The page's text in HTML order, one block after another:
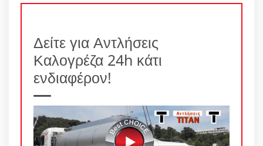
Δείτε για Αντλήσεις
Καλογρέζα 24h κάτι
ενδιαφέρον!